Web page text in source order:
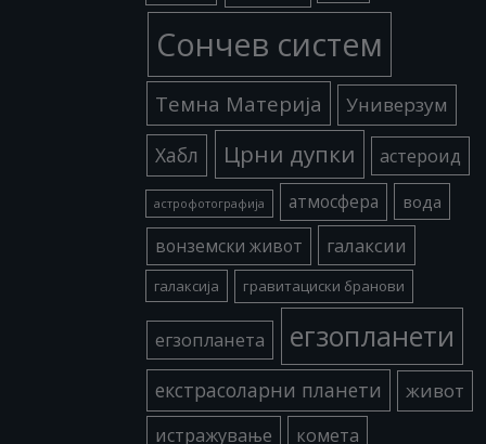
Сончев систем
Темна Материја Универзум
Хабл Црни дупки астероид
астрофотографија атмосфера вода
вонземски живот галаксии
галаксија гравитациски бранови
егзопланета егзопланети
екстрасоларни планети живот
истражување комета